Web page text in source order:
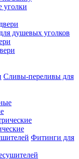
уголки
душевых уголков
Сливы-переливы для
Фитинги для